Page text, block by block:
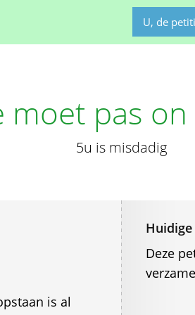
U, de
moet pas
5u is misdadig
is al
Deze